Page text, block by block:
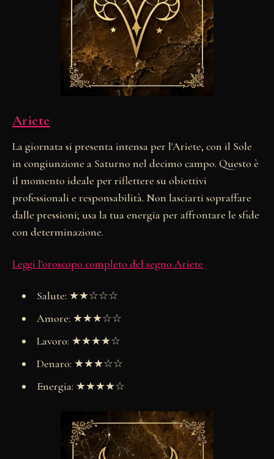
Ariete
La giornata si presenta intensa per l'Ariete, con il Sole
in congiunzione a Saturno nel decimo campo. Questo è
il momento ideale per riflettere su obiettivi
professionali e responsabilità. Non lasciarti sopraffare
dalle pressioni; usa la tua energia per affrontare le sfide
con determinazione.
Leggi l'oroscopo completo del segno Ariete
Salute: ★★☆☆☆
Amore: ★★★☆☆
Lavoro: ★★★★☆
Denaro: ★★★☆☆
Energia: ★★★★☆